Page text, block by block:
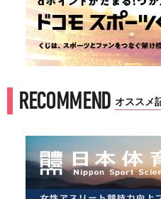
RECOMMEND オススメ